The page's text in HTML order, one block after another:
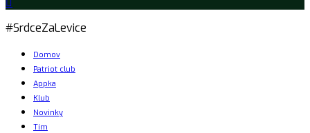
#SrdceZaLevice
Domov
Patriot club
Appka
Klub
Novinky
Tím